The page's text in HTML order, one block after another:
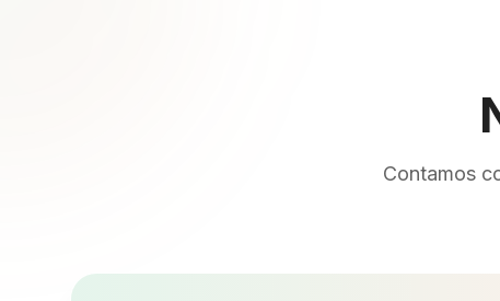
Contamos